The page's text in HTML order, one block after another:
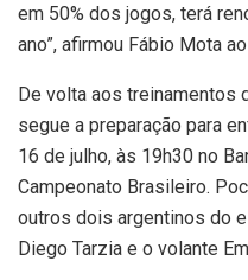
em 50% dos jogos, terá
ano”, afirmou Fábio Mota
De volta aos treinamentos
segue a preparação para
16 de julho, às 19h30 no
Campeonato Brasileiro.
outros dois argentinos do
Diego Tarzia e o volante